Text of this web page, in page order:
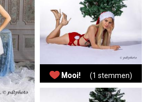
Mooi! (1 stemmen)